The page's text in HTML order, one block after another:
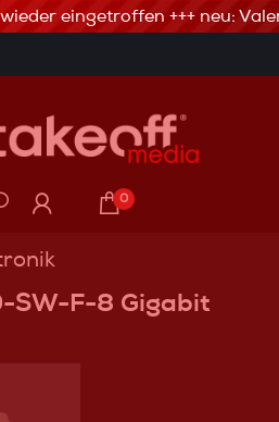
via Banküberweisung
eingetroffen +++ neu:
0
SW-F-8 Gigabit